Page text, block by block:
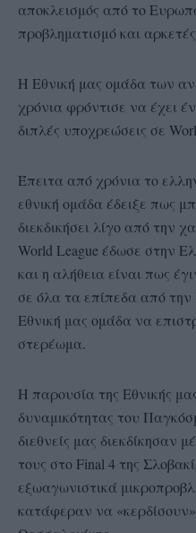
αποκλεισμός από το
προβληματισμό και
Η Εθνική μας ομάδα των
χρόνια φρόντισε να έχει
διπλές υποχρεώσεις σε
Έπειτα από χρόνια το
εθνική ομάδα έδειξε πως
διεκδικήσει λίγο από την
World League έδωσε στην
και η αλήθεια είναι πως
σε όλα τα επίπεδα από
Εθνική μας ομάδα να
στερέωμα.
Η παρουσία της Εθνικής
δυναμικότητας του
διεθνείς μας διεκδίκησαν
τους στο Final 4 της
εξωαγωνιστικά
κατάφεραν να